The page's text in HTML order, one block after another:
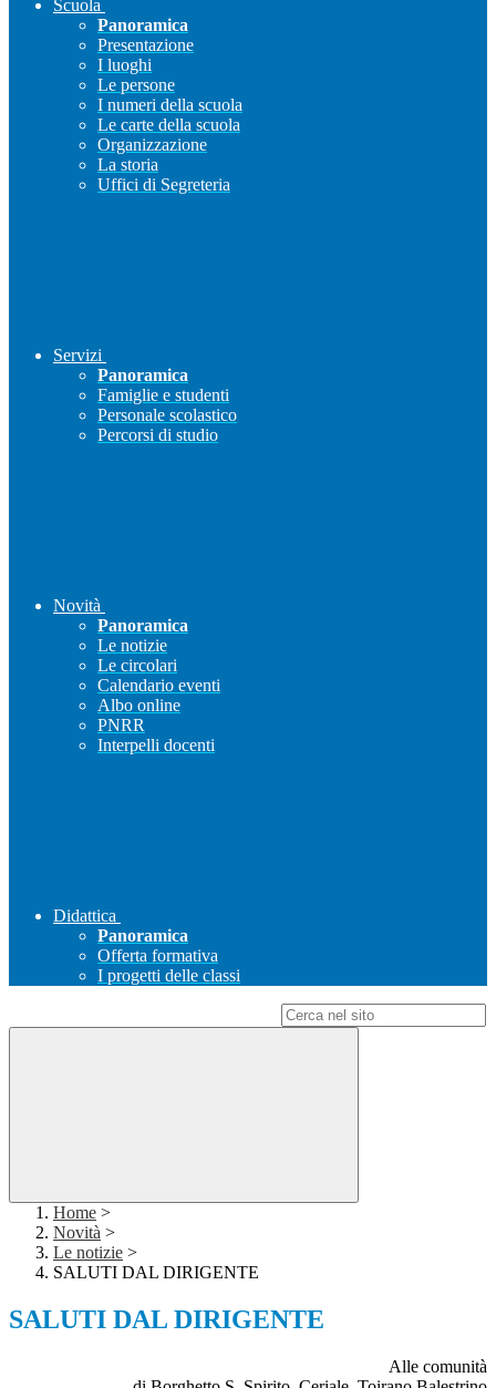
Scuola
Panoramica
Presentazione
I luoghi
Le persone
I numeri della scuola
Le carte della scuola
Organizzazione
La storia
Uffici di Segreteria
Servizi
Panoramica
Famiglie e studenti
Personale scolastico
Percorsi di studio
Novità
Panoramica
Le notizie
Le circolari
Calendario eventi
Albo online
PNRR
Interpelli docenti
Didattica
Panoramica
Offerta formativa
I progetti delle classi
Home >
Novità >
Le notizie >
SALUTI DAL DIRIGENTE
SALUTI DAL DIRIGENTE
Alle comunità